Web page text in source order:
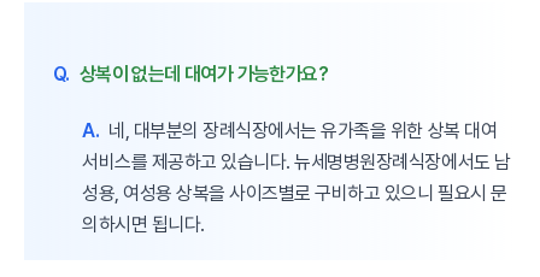
Q. 상복이 없는데 대여가 가능한가요?
A. 네, 대부분의 장례식장에서는 유가족을 위한 상복 대여
서비스를 제공하고 있습니다. 뉴세명병원장례식장에서도 남
성용, 여성용 상복을 사이즈별로 구비하고 있으니 필요시 문
의하시면 됩니다.